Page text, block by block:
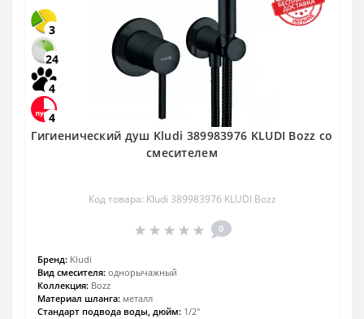
3
24
4
4
Гигиенический душ Kludi 389983976 KLUDI Bozz со
смесителем
Код товара: Kludi 389983976 KLUDI Bozz
0
Бренд: Kludi
Вид смесителя: однорычажный
Коллекция: Bozz
Материал шланга: металл
Стандарт подвода воды, дюйм: 1/2"